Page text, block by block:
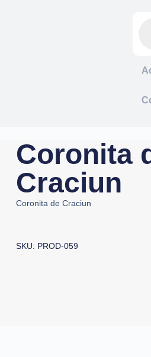
Coronita
Craciun
Coronita de Craciun
SKU: PROD-059